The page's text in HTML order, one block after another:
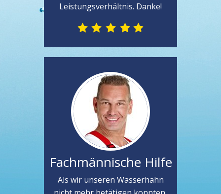
Leistungsverhältnis. Danke!
Fachmännische Hilfe
Als wir unseren Wasserhahn